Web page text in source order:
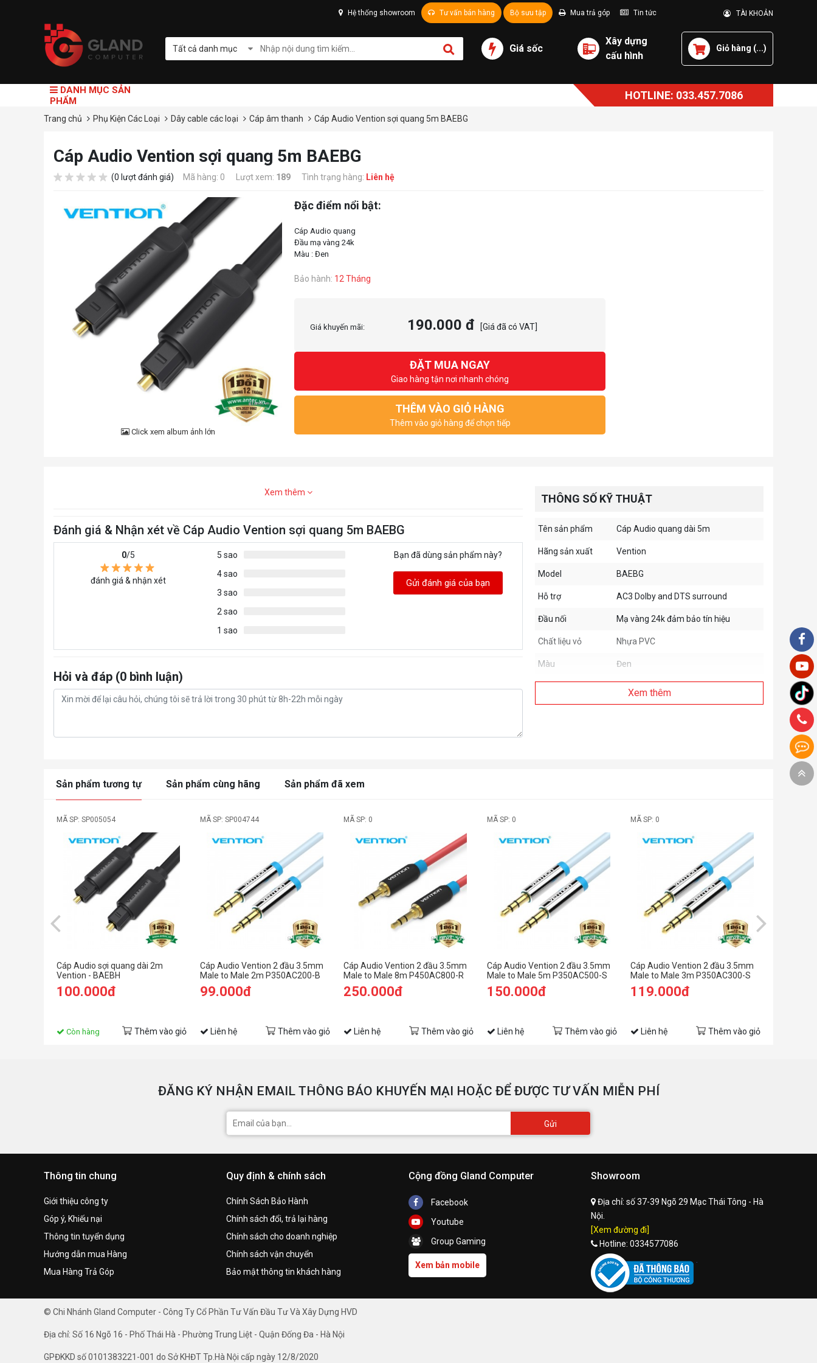
Hệ thống showroom Tư vấn bán hàng Bộ sưu tập Mua trả góp Tin tức TÀI KHOẢN
Tất cả danh mục Giá sốc
Xây dựng
cấu hình
Giỏ hàng (...)
DANH MỤC SẢN
PHẨM
HOTLINE: 033.457.7086
Trang chủ Phụ Kiện Các Loại Dây cable các loại Cáp âm thanh Cáp Audio Vention sợi quang 5m BAEBG
Cáp Audio Vention sợi quang 5m BAEBG
(0 lượt đánh giá) Mã hàng: 0 Lượt xem: 189 Tình trạng hàng: Liên hệ
Click xem album ảnh lớn
Đặc điểm nổi bật:
Cáp Audio quang
Đầu mạ vàng 24k
Bảo hành: 12 Tháng
Giá khuyến mãi: 190.000 đ [Giá đã có VAT]
ĐẶT MUA NGAY
Giao hàng tận nơi nhanh chóng
THÊM VÀO GIỎ HÀNG
Thêm vào giỏ hàng để chọn tiếp
Xem thêm
Đánh giá & Nhận xét về Cáp Audio Vention sợi quang 5m BAEBG
0/5
đánh giá & nhận xét
5 sao
4 sao
3 sao
2 sao
1 sao
Bạn đã dùng sản phẩm này?
Gửi đánh giá của bạn
Hỏi và đáp (0 bình luận)
THÔNG SỐ KỸ THUẬT
Tên sản phẩm Cáp Audio quang dài 5m
Hãng sản xuất Vention
Model BAEBG
Hỗ trợ AC3 Dolby and DTS surround
Đầu nối Mạ vàng 24k đảm bảo tín hiệu
Chất liệu vỏ Nhựa PVC
Màu Đen
Xem thêm
Sản phẩm tương tự Sản phẩm cùng hãng Sản phẩm đã xem
MÃ SP: SP005054
Cáp Audio sợi quang dài 2m
Vention - BAEBH
100.000đ
Còn hàng Thêm vào giỏ
MÃ SP: SP004744
Cáp Audio Vention 2 đầu 3.5mm
Male to Male 2m P350AC200-B
99.000đ
Liên hệ Thêm vào giỏ
MÃ SP: 0
Cáp Audio Vention 2 đầu 3.5mm
Male to Male 8m P450AC800-R
250.000đ
Liên hệ Thêm vào giỏ
MÃ SP: 0
Cáp Audio Vention 2 đầu 3.5mm
Male to Male 5m P350AC500-S
150.000đ
Liên hệ Thêm vào giỏ
MÃ SP: 0
Cáp Audio Vention 2 đầu 3.5mm
Male to Male 3m P350AC300-S
119.000đ
Liên hệ Thêm vào giỏ
ĐĂNG KÝ NHẬN EMAIL THÔNG BÁO KHUYẾN MẠI HOẶC ĐỂ ĐƯỢC TƯ VẤN MIỄN PHÍ
Gửi
Thông tin chung
Giới thiệu công ty
Góp ý, Khiếu nại
Thông tin tuyển dụng
Hướng dẫn mua Hàng
Mua Hàng Trả Góp
Quy định & chính sách
Chính Sách Bảo Hành
Chính sách đổi, trả lại hàng
Chính sách cho doanh nghiệp
Chính sách vận chuyển
Bảo mật thông tin khách hàng
Cộng đồng Gland Computer
Facebook
Youtube
Group Gaming
Xem bản mobile
Showroom
Địa chỉ: số 37-39 Ngõ 29 Mạc Thái Tông - Hà
Nội.
[Xem đường đi]
Hotline: 0334577086
© Chi Nhánh Gland Computer - Công Ty Cổ Phần Tư Vấn Đầu Tư Và Xây Dựng HVD
Địa chỉ: Số 16 Ngõ 16 - Phố Thái Hà - Phường Trung Liệt - Quận Đống Đa - Hà Nội
GPĐKKD số 0101383221-001 do Sở KHĐT Tp.Hà Nội cấp ngày 12/8/2020